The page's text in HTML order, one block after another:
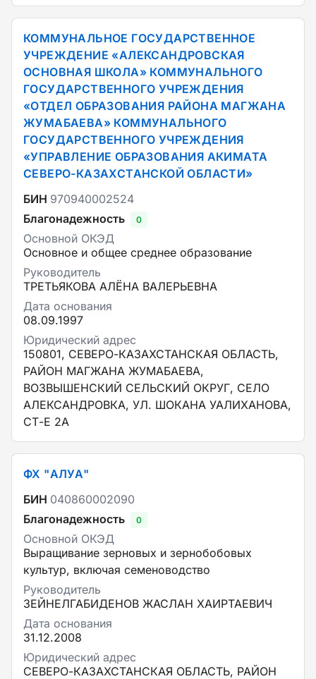
КОММУНАЛЬНОЕ ГОСУДАРСТВЕННОЕ
УЧРЕЖДЕНИЕ «АЛЕКСАНДРОВСКАЯ
ОСНОВНАЯ ШКОЛА» КОММУНАЛЬНОГО
ГОСУДАРСТВЕННОГО УЧРЕЖДЕНИЯ
«ОТДЕЛ ОБРАЗОВАНИЯ РАЙОНА МАГЖАНА
ЖУМАБАЕВА» КОММУНАЛЬНОГО
ГОСУДАРСТВЕННОГО УЧРЕЖДЕНИЯ
«УПРАВЛЕНИЕ ОБРАЗОВАНИЯ АКИМАТА
СЕВЕРО-КАЗАХСТАНСКОЙ ОБЛАСТИ»
БИН 970940002524
Благонадежность
0
Основной ОКЭД
Основное и общее среднее образование
Руководитель
ТРЕТЬЯКОВА АЛЁНА ВАЛЕРЬЕВНА
Дата основания
08.09.1997
Юридический адрес
150801, СЕВЕРО-КАЗАХСТАНСКАЯ ОБЛАСТЬ,
РАЙОН МАГЖАНА ЖУМАБАЕВА,
ВОЗВЫШЕНСКИЙ СЕЛЬСКИЙ ОКРУГ, СЕЛО
АЛЕКСАНДРОВКА, УЛ. ШОКАНА УАЛИХАНОВА,
СТ-Е 2А
ФХ "АЛУА"
БИН 040860002090
Благонадежность
0
Основной ОКЭД
Выращивание зерновых и зернобобовых
культур, включая семеноводство
Руководитель
ЗЕЙНЕЛГАБИДЕНОВ ЖАСЛАН ХАИРТАЕВИЧ
Дата основания
31.12.2008
Юридический адрес
СЕВЕРО-КАЗАХСТАНСКАЯ ОБЛАСТЬ, РАЙОН